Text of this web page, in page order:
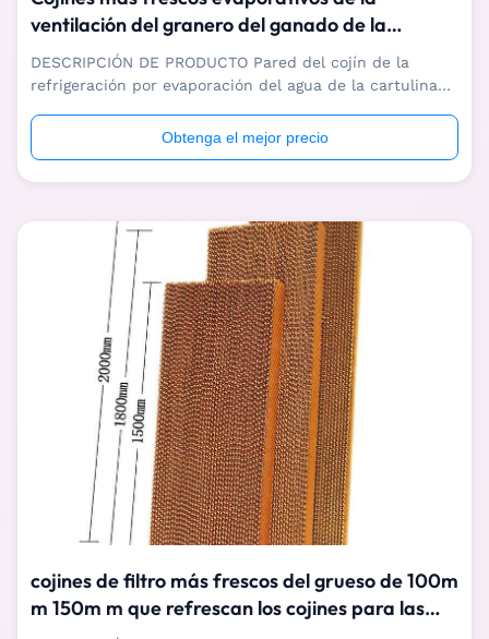
ventilación del granero del ganado de la
cartulina del panal
DESCRIPCIÓN DE PRODUCTO Pared del cojín de la
refrigeración por evaporación del agua de la cartulina
cojín de la refrigeración por evaporación del agua de la
cartulina del panal, con una serie completa equipo de
Obtenga el mejor precio
cojines de filtro más frescos del grueso de 100m
m 150m m que refrescan los cojines para las